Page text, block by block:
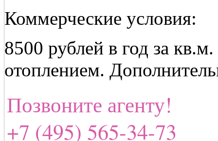
Коммерческие условия:
8500 рублей в год за
отоплением.
Позвоните агенту!
+7 (495) 565-34-73